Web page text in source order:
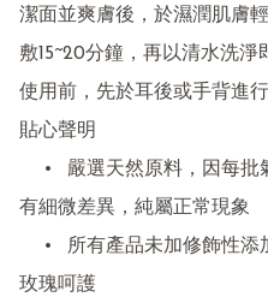
潔面並爽膚後，於濕潤肌膚
敷15~20分鐘，再以清水洗
使用前，先於耳後或手背進
貼心聲明
有細微差異，純屬正常現象
玫瑰呵護